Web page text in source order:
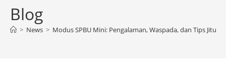
Blog
> News > Modus SPBU Mini: Pengalaman, Waspada, dan Tips Jitu